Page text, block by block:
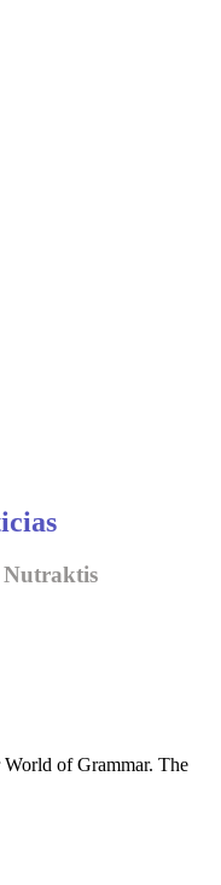
Nutraktis
of Grammar. The